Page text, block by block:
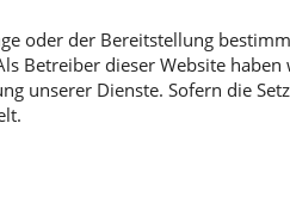
oder der Bereitstellung
Betreiber dieser Website
unserer Dienste. Sofern die